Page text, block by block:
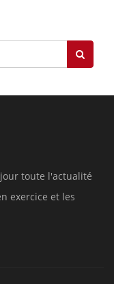
toute l'actualité
exercice et les